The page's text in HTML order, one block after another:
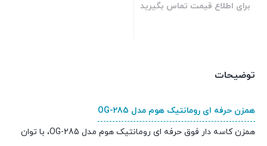
برای اطلاع قیمت تماس بگیرید
توضیحات
همزن حرفه ای رومانتیک هوم مدل OG-285
همزن کاسه دار فوق حرفه ای رومانتیک هوم مدل OG-285، با توان